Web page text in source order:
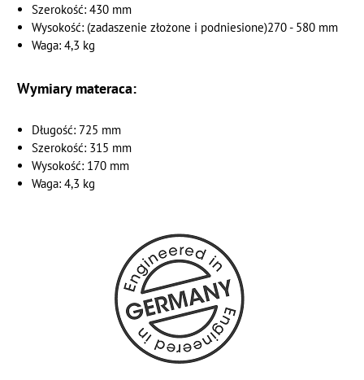
Szerokość: 430 mm
Wysokość: (zadaszenie złożone i podniesione)270 - 580 mm
Waga: 4,3 kg
Wymiary materaca:
Długość: 725 mm
Szerokość: 315 mm
Wysokość: 170 mm
Waga: 4,3 kg